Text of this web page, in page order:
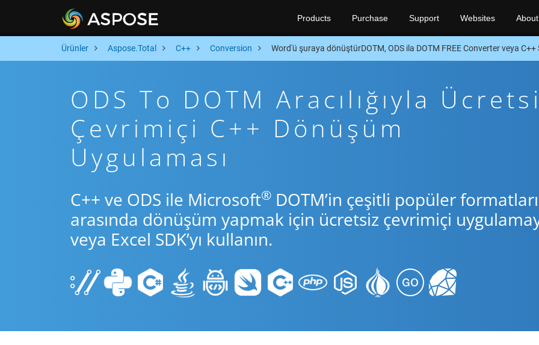
Products Purchase Support Websites About
Ürünler Aspose.Total C++ Conversion Word'ü şuraya dönüştürDOTM, ODS ila DOTM FREE Converter veya C++
ODS To DOTM Aracılığıyla
Çevrimiçi C++ Dönüşüm
Uygulaması
C++ ve ODS ile Microsoft® DOTM’in çeşitli popüler formatları
arasında dönüşüm yapmak için ücretsiz çevrimiçi
veya Excel SDK’yı kullanın.